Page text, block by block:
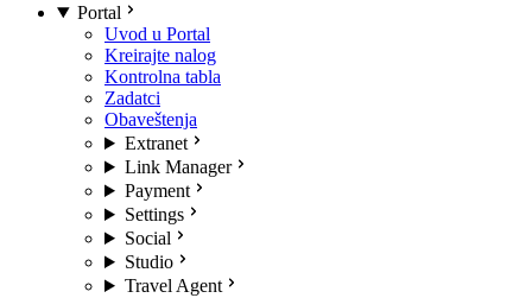
Portal
Uvod u Portal
Kreirajte nalog
Kontrolna tabla
Zadatci
Obaveštenja
Extranet
Link Manager
Payment
Settings
Social
Studio
Travel Agent